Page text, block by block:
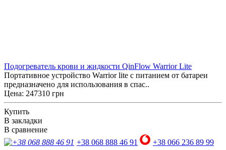
Подогреватель крови и жидкости QinFlow Warrior Lite
Портативное устройство Warrior lite с питанием от батареи
предназначено для использования в спас..
Цена: 247310 грн
Купить
В закладки
В сравнение
+38 068 888 46 91
+38 066 236 89 99